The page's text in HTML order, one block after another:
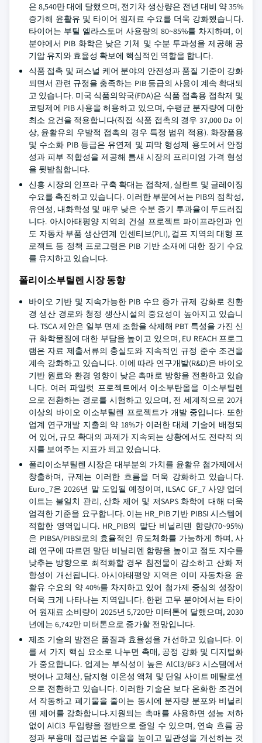
은 8,540만 대에 달했으며, 전기차 생산량은 전년 대비 약 35%
증가해 윤활유 및 타이어 원재료 수요를 더욱 강화했습니다.
타이어는 부틸 엘라스토머 사용량의 80~85%를 차지하며, 이
분야에서 PIB 화학은 낮은 기체 및 수분 투과성을 제공해 공
기압 유지와 효율성 확보에 핵심적인 역할을 합니다.
식품 접촉 및 퍼스널 케어 분야의 안전성과 품질 기준이 강화
되면서 관련 규정을 충족하는 PIB 등급의 사용이 계속 확대되
고 있습니다. 미국 식품의약국(FDA)은 식품 접촉용 접착제 및
코팅제에 PIB 사용을 허용하고 있으며, 수평균 분자량에 대한
최소 요건을 적용합니다(직접 식품 접촉의 경우 37,000 Da 이
상, 윤활유의 우발적 접촉의 경우 특정 범위 적용). 화장품용
및 수소화 PIB 등급은 유연제 및 피막 형성제 용도에서 안정
성과 피부 적합성을 제공해 틈새 시장의 프리미엄 가격 형성
을 뒷받침합니다.
신흥 시장의 인프라 구축 확대는 접착제, 실란트 및 글레이징
수요를 촉진하고 있습니다. 이러한 부문에서는 PIB의 점착성,
유연성, 내화학성 및 매우 낮은 수분 증기 투과율이 두드러집
니다. 아시아태평양 지역의 건설 프로젝트 파이프라인과 인
도 자동차 부품 생산연계 인센티브(PLI), 걸프 지역의 대형 프
로젝트 등 정책 프로그램은 PIB 기반 소재에 대한 장기 수요
를 유지하고 있습니다.
폴리이소부틸렌 시장 동향
바이오 기반 및 지속가능한 PIB 수요 증가 규제 강화로 친환
경 생산 경로와 청정 생산시설의 중요성이 높아지고 있습니
다. TSCA 제안은 일부 면제 조항을 삭제해 PBT 특성을 가진 신
규 화학물질에 대한 부담을 높이고 있으며, EU REACH 프로그
램은 자료 제출서류의 충실도와 지속적인 규정 준수 조건을
계속 강화하고 있습니다. 이에 따라 연구개발(R&D)은 바이오
기반 원료와 환경 영향이 낮은 촉매로 방향을 전환하고 있습
니다. 여러 파일럿 프로젝트에서 이소부탄올을 이소부틸렌
으로 전환하는 경로를 시험하고 있으며, 전 세계적으로 20개
이상의 바이오 이소부틸렌 프로젝트가 개발 중입니다. 또한
업계 연구개발 지출의 약 18%가 이러한 대체 기술에 배정되
어 있어, 규모 확대의 과제가 지속되는 상황에서도 전략적 의
지를 보여주는 지표가 되고 있습니다.
폴리이소부틸렌 시장은 대부분의 가치를 윤활유 첨가제에서
창출하며, 규제는 이러한 흐름을 더욱 강화하고 있습니다.
Euro_7은 2026년 말 도입될 예정이며, ILSAC GF_7 사양 업데
이트는 불일치 관리, 산화 제어 및 저SAPS 화학에 대해 더욱
엄격한 기준을 요구합니다. 이는 HR_PIB 기반 PIBSI 시스템에
적합한 영역입니다. HR_PIB의 말단 비닐리덴 함량(70~95%)
은 PIBSA/PIBSI로의 효율적인 유도체화를 가능하게 하며, 사
례 연구에 따르면 말단 비닐리덴 함량을 높이고 점도 지수를
낮추는 방향으로 최적화할 경우 침전물이 감소하고 산화 저
항성이 개선됩니다. 아시아태평양 지역은 이미 자동차용 윤
활유 수요의 약 40%를 차지하고 있어 첨가제 중심의 성장이
더욱 크게 나타나는 지역입니다. 한편 고무 분야에서는 타이
어 원재료 소비량이 2025년 5,720만 미터톤에 달했으며, 2030
년에는 6,742만 미터톤으로 증가할 전망입니다.
제조 기술의 발전은 품질과 효율성을 개선하고 있습니다. 이
를 세 가지 핵심 요소로 나누면 촉매, 공정 강화 및 디지털화
가 중요합니다. 업계는 부식성이 높은 AlCl3/BF3 시스템에서
벗어나 고체산, 담지형 이온성 액체 및 단일 사이트 메탈로센
으로 전환하고 있습니다. 이러한 기술은 보다 온화한 조건에
서 작동하고 폐기물을 줄이는 동시에 분자량 분포와 비닐리
덴 제어를 강화합니다.지원되는 촉매를 사용하면 성능 저하
없이 AlCl3 투입량을 절반으로 줄일 수 있으며, 연속 흐름 공
정과 무용매 접근법은 수율을 높이고 일관성을 개선하는 것